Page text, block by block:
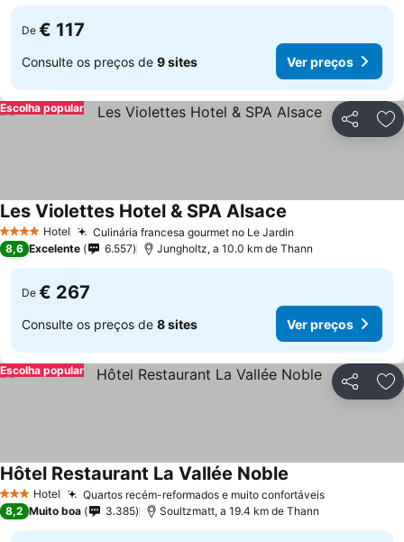
De € 117
Consulte os preços de 9 sites Ver preços
Partilhar
Escolha popular
4 EstrelasHotel Culinária francesa gourmet no Le Jardin
Les Violettes Hotel & SPA Alsace
8,6 Excelente 6.557 Jungholtz, a 10.0 km de Thann
De € 267
Consulte os preços de 8 sites Ver preços
Partilhar
Escolha popular
3 EstrelasHotel Quartos recém-reformados e muito confortáveis
Hôtel Restaurant La Vallée Noble
8,2 Muito boa 3.385 Soultzmatt, a 19.4 km de Thann